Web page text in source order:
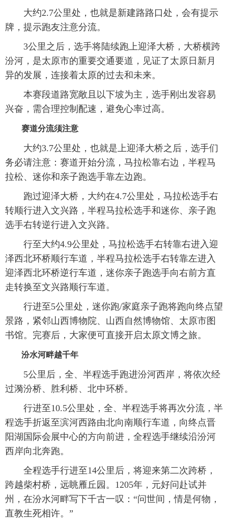
大约2.7公里处，也就是新建路路口处，会有提示
牌，提示跑友注意分流。
3公里之后，选手将陆续跑上迎泽大桥，大桥横跨
汾河，是太原市的重要交通要道，见证了太原日新月
异的发展，连接着太原的过去和未来。
本赛段道路宽敞且以下坡为主，选手刚出发容易
兴奋，需合理控制配速，避免心率过高。
赛道分流须注意
大约3.7公里处，也就是上迎泽大桥之后，选手们
务必请注意：赛道开始分流，马拉松靠右边，半程马
拉松、迷你和亲子跑选手靠左边跑。
跑过迎泽大桥，大约在4.7公里处，马拉松选手右
转顺行进入文兴路，半程马拉松选手和迷你、亲子跑
选手右转逆行进入文兴路。
行至大约4.9公里处，马拉松选手右转靠右进入迎
泽西北环桥顺行车道，半程马拉松选手右转靠左进入
迎泽西北环桥逆行车道，迷你亲子跑选手向右前方直
走转换至文兴路顺行车道。
行进至5公里处，迷你跑/家庭亲子跑将跑向终点望
景路，紧邻山西博物院、山西自然博物馆、太原市图
书馆。完赛后，大家便可直接开启太原文博之旅。
汾水河畔越千年
5公里后，全、半程选手跑进汾河西岸，将依次经
过漪汾桥、胜利桥、北中环桥。
行进至10.5公里处，全、半程选手将再次分流，半
程选手折返至滨河西路由北向南顺行车道，向终点晋
阳湖国际会展中心的方向前进，全程选手继续沿汾河
西岸向北奔跑。
全程选手行进至14公里后，将迎来第二次跨桥，
跨越柴村桥，远眺雁丘园。1205年，元好问赴试并
州，在汾水河畔写下千古一叹：“问世间，情是何物，
直教生死相许。”